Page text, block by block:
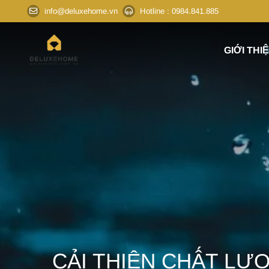
info@deluxehome.vn Hotline : 0984.841.885
GIỚI
CẢI THIỆN CHẤT